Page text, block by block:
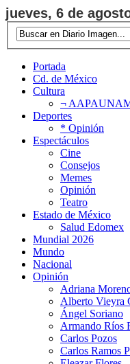
jueves, 6 de
Portada
Cd. de México
Cultura
¬
Deportes
* Opinión
Espectáculos
Cine
Consejos
Memes
Opinión
Teatro
Estado de México
Salud Edomex
Mundial 2026
Mundo
Nacional
Opinión
Adriana
Alberto Vieyra
Ángel Soriano
Armando Ríos
Carlos Pozos
Carlos Ramos